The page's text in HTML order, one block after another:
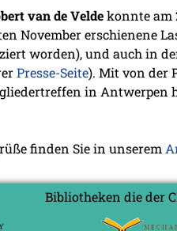
van de Veldekonnte am
November erschienene
worden), und auch in
Presse-Seite). Mit von der
in Antwerpen
finden Sie in unserem
Bibliotheken die der